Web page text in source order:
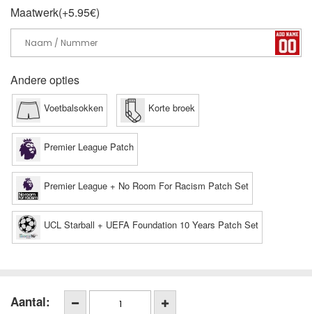
Maatwerk(+5.95€)
Andere opties
Voetbalsokken Korte broek
Premier League Patch
Premier League + No Room For Racism Patch Set
UCL Starball + UEFA Foundation 10 Years Patch Set
Aantal: